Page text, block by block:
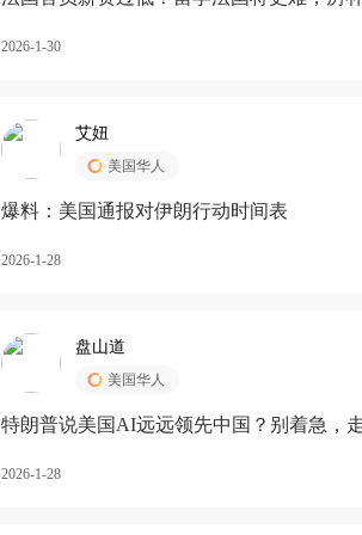
2026-1-30
艾妞
美国华人
爆料：美国通报对伊朗行动时间表
2026-1-28
盘山道
美国华人
特朗普说美国AI远远领先中国？别着急，
2026-1-28